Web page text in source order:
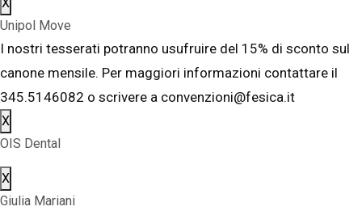
Unipol Move
I nostri tesserati potranno usufruire del 15% di sconto sul
canone mensile. Per maggiori informazioni contattare il
345.5146082 o scrivere a convenzioni@fesica.it
X
OIS Dental
X
Giulia Mariani